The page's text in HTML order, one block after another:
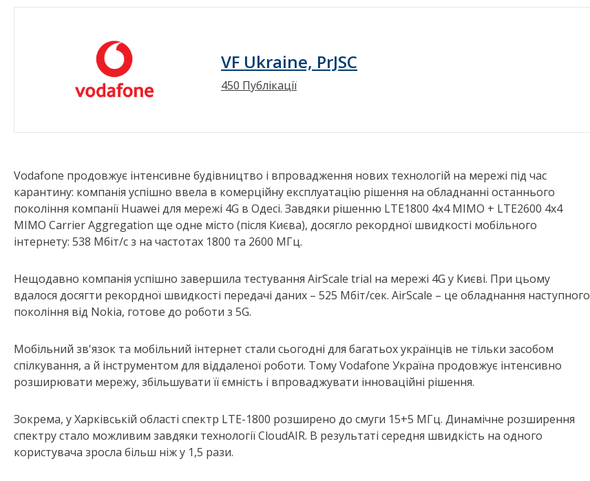
VF Ukraine, PrJSC
450 Публікації
Vodafone продовжує інтенсивне будівництво і впровадження нових технологій на мережі під час
карантину: компанія успішно ввела в комерційну експлуатацію рішення на обладнанні останнього
покоління компанії Huawei для мережі 4G в Одесі. Завдяки рішенню LTE1800 4x4 MIMO + LTE2600 4x4
MIMO Carrier Aggregation ще одне місто (після Києва), досягло рекордної швидкості мобільного
інтернету: 538 Мбіт/с з на частотах 1800 та 2600 МГц.
Нещодавно компанія успішно завершила тестування AirScale trial на мережі 4G у Києві. При цьому
вдалося досягти рекордної швидкості передачі даних – 525 Мбіт/сек. AirScale – це обладнання наступного
покоління від Nokia, готове до роботи з 5G.
Мобільний зв'язок та мобільний інтернет стали сьогодні для багатьох українців не тільки засобом
спілкування, а й інструментом для віддаленої роботи. Тому Vodafone Україна продовжує інтенсивно
розширювати мережу, збільшувати її ємність і впроваджувати інноваційні рішення.
Зокрема, у Харківській області спектр LTE-1800 розширено до смуги 15+5 МГц. Динамічне розширення
спектру стало можливим завдяки технології CloudAIR. В результаті середня швидкість на одного
користувача зросла більш ніж у 1,5 рази.